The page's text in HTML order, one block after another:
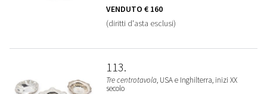
VENDUTO € 160
(diritti d'asta esclusi)
113
Tre centrotavola, USA e Inghilterra, inizi XX
secolo